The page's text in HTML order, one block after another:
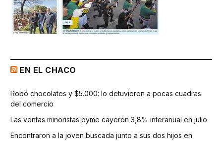
EN EL CHACO
Robó chocolates y $5.000: lo detuvieron a pocas cuadras
del comercio
Las ventas minoristas pyme cayeron 3,8% interanual en julio
Encontraron a la joven buscada junto a sus dos hijos en